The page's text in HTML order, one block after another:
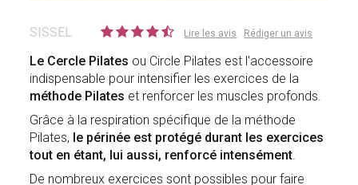
SISSEL Lire les avis Rédiger un avis
Le Cercle Pilates ou Circle Pilates est l'accessoire
indispensable pour intensifier les exercices de la
méthode Pilates et renforcer les muscles profonds.
Grâce à la respiration spécifique de la méthode
Pilates, le périnée est protégé durant les exercices
tout en étant, lui aussi, renforcé intensément
De nombreux exercices sont possibles pour faire